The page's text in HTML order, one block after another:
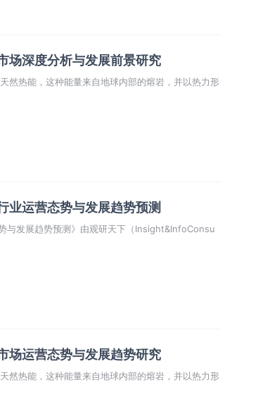
场深度分析与发展前景研究
热能，这种能量来自地球内部的熔岩，并以热力形
业运营态势与发展趋势预测
与发展趋势预测》由观研天下（Insight&InfoConsu
场运营态势与发展趋势研究
热能，这种能量来自地球内部的熔岩，并以热力形